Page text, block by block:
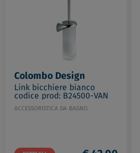
Colombo Design
Link bicchiere bianco
codice prod: B24500-VAN
ACCESSORISTICA DA BAGNO